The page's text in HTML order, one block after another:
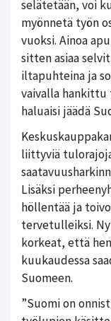
selätetään, voi
myönnetä työn
vuoksi. Ainoa
sitten asiaa
iltapuhteina ja
vaivalla
haluaisi jäädä
liittyviä
Lisäksi
höllentää ja
tervetulleiksi.
korkeat, että
kuukaudessa
Suomeen.
”Suomi on